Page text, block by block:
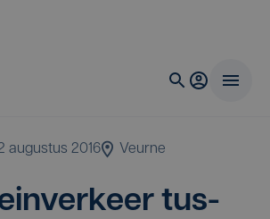
augustus 2016 Veurne
tus­